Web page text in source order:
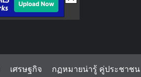
เศรษฐกิจ กฏหมายน่ารู้ คู่ประชาชน